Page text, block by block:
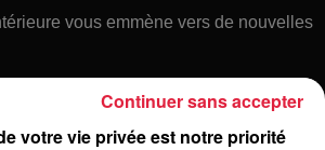
vous emmène vers de nouvelles
votre vie privée est notre priorité
Continuer sans accepter